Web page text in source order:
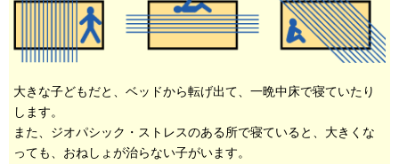
大きな子どもだと、ベッドから転げ出て、一晩中床で寝ていたり
します。
また、ジオパシック・ストレスのある所で寝ていると、大きくな
っても、おねしょが治らない子がいます。